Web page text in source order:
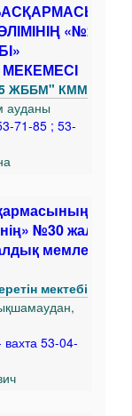
«№25
ЖББМ" КММ
ауданы
71-85 ; 53-
№30 жалпы
мемлекеттік
мектебі
53-04-